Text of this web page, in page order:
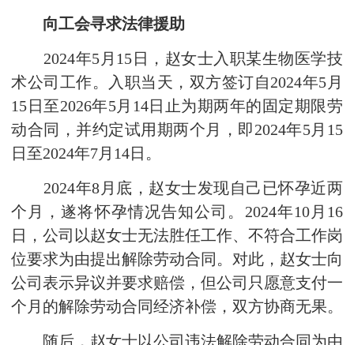
向工会寻求法律援助
2024年5月15日，赵女士入职某生物医学技
术公司工作。入职当天，双方签订自2024年5月
15日至2026年5月14日止为期两年的固定期限劳
动合同，并约定试用期两个月，即2024年5月15
日至2024年7月14日。
2024年8月底，赵女士发现自己已怀孕近两
个月，遂将怀孕情况告知公司。2024年10月16
日，公司以赵女士无法胜任工作、不符合工作岗
位要求为由提出解除劳动合同。对此，赵女士向
公司表示异议并要求赔偿，但公司只愿意支付一
个月的解除劳动合同经济补偿，双方协商无果。
随后，赵女士以公司违法解除劳动合同为由